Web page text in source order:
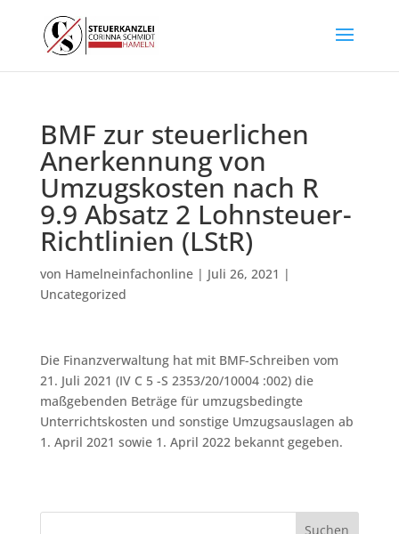
BMF zur steuerlichen
Anerkennung von
Umzugskosten nach R
9.9 Absatz 2 Lohnsteuer-
Richtlinien (LStR)
von Hamelneinfachonline| Juli 26, 2021 |
Uncategorized
Die Finanzverwaltung hat mit BMF-Schreiben vom
21. Juli 2021 (IV C 5 -S 2353/20/10004 :002) die
maßgebenden Beträge für umzugsbedingte
Unterrichtskosten und sonstige Umzugsauslagen ab
1. April 2021 sowie 1. April 2022 bekannt gegeben.